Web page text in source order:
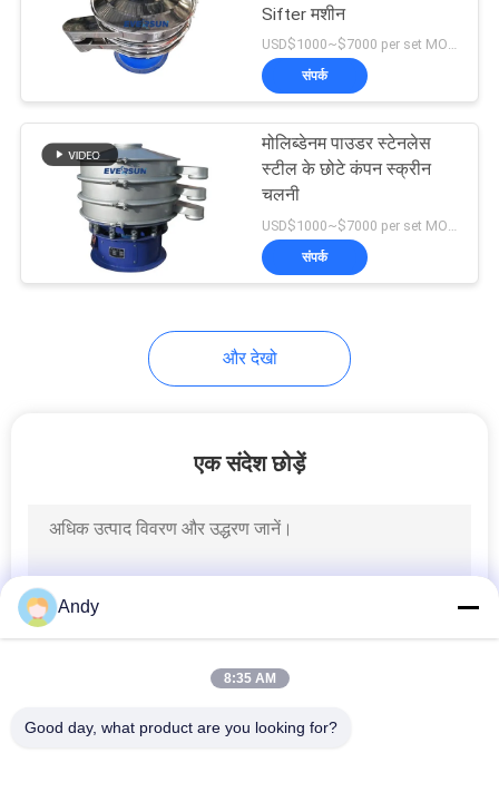
Sifter मशीन
USD$1000~$7000 per set MOQ:एक सेट
संपर्क
मोलिब्डेनम पाउडर स्टेनलेस
स्टील के छोटे कंपन स्क्रीन
चलनी
USD$1000~$7000 per set MOQ:एक सेट
संपर्क
और देखो
एक संदेश छोड़ें
Andy
8:35 AM
Good day, what product are you looking for?